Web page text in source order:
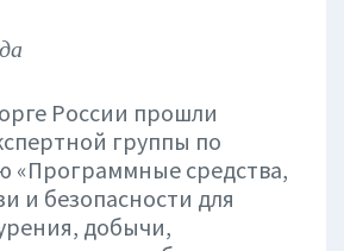
России прошли
группы по
«Программные средства,
и безопасности для
добычи,